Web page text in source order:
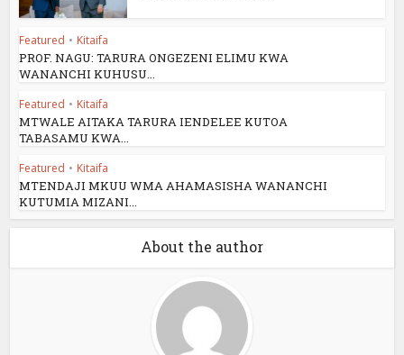
Featured • Kitaifa
PROF. NAGU: TARURA ONGEZENI ELIMU KWA
WANANCHI KUHUSU...
Featured • Kitaifa
MTWALE AITAKA TARURA IENDELEE KUTOA
TABASAMU KWA...
Featured • Kitaifa
MTENDAJI MKUU WMA AHAMASISHA WANANCHI
KUTUMIA MIZANI...
About the author